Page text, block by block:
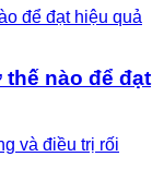
nào để đạt